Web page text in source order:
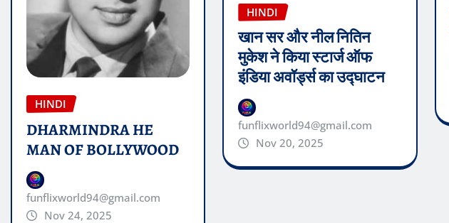
HINDI
DHARMINDRA HE
MAN OF BOLLYWOOD
funflixworld94@gmail.com
Nov 24, 2025
HINDI
खान सर और नील नितिन
मुकेश ने किया स्टार्ज ऑफ
इंडिया अवॉर्ड्स का उद्घाटन
funflixworld94@gmail.com
Nov 20, 2025